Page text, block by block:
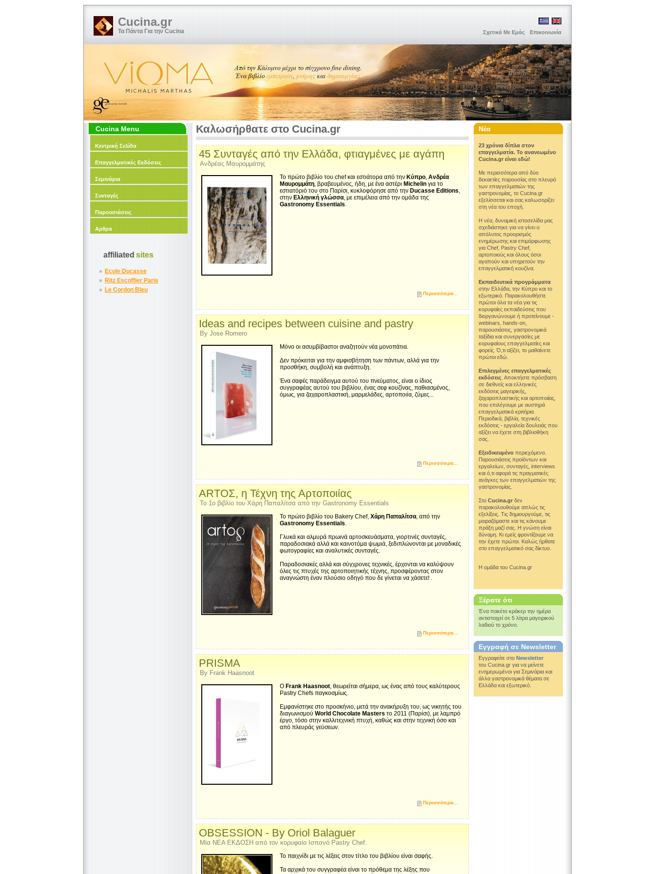
Cucina.gr
Τα Πάντα Για την Cucina Σχετικά Με Εμάς Επικοινωνία
Cucina Menu
Κεντρική Σελίδα
Επαγγελματικές Εκδόσεις
Σεμινάρια
Συνταγές
Παρουσιάσεις
Αρθρα
affiliated sites
Ecole Ducasse
Ritz Escoffier Paris
Le Cordon Bleu
Καλωσήρθατε στο Cucina.gr
45 Συνταγές από την Ελλάδα, φτιαγμένες με αγάπη
Ανδρέας Μαυρομμάτης
Το πρώτο βιβλίο του chef και εστιάτορα από την Κύπρο, Ανδρέα
Μαυρομμάτη, βραβευμένος, ήδη, με ένα αστέρι Michelin για το
εστιατόριό του στο Παρίσι, κυκλοφόρησε από την Ducasse Editions,
στην Eλληνική γλώσσα, με επιμέλεια από την ομάδα της
Gastronomy Essentials.
Περισσότερα...
Ideas and recipes between cuisine and pastry
By Jose Romero
Μόνο οι ασυμβίβαστοι αναζητούν νέα μονοπάτια.
Δεν πρόκειται για την αμφισβήτηση των πάντων, αλλά για την
προσθήκη, συμβολή και ανάπτυξη.
Ένα σαφές παράδειγμα αυτού του πνεύματος, είναι ο ίδιος
συγγραφέας αυτού του βιβλίου, ένας σεφ κουζίνας, παθιασμένος,
όμως, για ζαχαροπλαστική, μαρμελάδες, αρτοποιία, ζύμες...
Περισσότερα...
ARTΟΣ, η Τέχνη της Αρτοποιίας
Το 1o βιβλίο του Χάρη Παπαλίτσα από την Gastronomy Essentials
Το πρώτο βιβλίο του Bakery Chef, Χάρη Παπαλίτσα, από την
Gastronomy Essentials.
Γλυκά και αλμυρά πρωινά αρτοσκευάσματα, γιορτινές συνταγές,
παραδοσιακά αλλά και καινοτόμα ψωμιά, ξεδιπλώνονται με μοναδικές
φωτογραφίες και αναλυτικές συνταγές.
Παραδοσιακές αλλά και σύγχρονες τεχνικές, έρχονται να καλύψουν
όλες τις πτυχές της αρτοποιητικής τέχνης, προσφέροντας στον
αναγνώστη έναν πλούσιο οδηγό που δε γίνεται να χάσετε! .
Περισσότερα...
PRISMA
By Frank Haasnoot
O Frank Haasnoot, θεωρείται σήμερα, ως ένας από τους καλύτερους
Pastry Chefs παγκοσμίως.
Εμφανίστηκε στο προσκήνιο, μετά την ανακήρυξη του, ως νικητής του
διαγωνισμού World Chocolate Masters το 2011 (Παρίσι), με λαμπρό
έργο, τόσο στην καλλιτεχνική πτυχή, καθώς και στην τεχνική όσο και
από πλευράς γεύσεων.
Περισσότερα...
OBSESSION - By Oriol Balaguer
Μία ΝΕΑ ΕΚΔΟΣΗ από τον κορυφαίο Ισπανό Pastry Chef.
Το παιχνίδι με τις λέξεις στον τίτλο του βιβλίου είναι σαφής.
Τα αρχικά του συγγραφέα είναι το πρόθεμα της λέξης που
Νέα
23 χρόνια δίπλα στον
επαγγελματία. Το ανανεωμένο
Cucina.gr είναι εδώ!
Με περισσότερα από δύο
δεκαετίες παρουσίας στο πλευρό
των επαγγελματιών της
γαστρονομίας, το Cucina.gr
εξελίσσεται και σας καλωσορίζει
στη νέα του εποχή.
Η νέα, δυναμική ιστοσελίδα μας
σχεδιάστηκε για να γίνει ο
απόλυτος προορισμός
ενημέρωσης και επιμόρφωσης
για Chef, Pastry Chef,
αρτοποιούς και όλους όσοι
αγαπούν και υπηρετούν την
επαγγελματική κουζίνα.
Εκπαιδευτικά προγράμματα
στην Ελλάδα, την Κύπρο και το
εξωτερικό. Παρακολουθήστε
πρώτοι όλα τα νέα για τις
κορυφαίες εκπαιδεύσεις που
διοργανώνουμε ή προτείνουμε -
webinars, hands-on,
παρουσιάσεις, γαστρονομικά
ταξίδια και συνεργασίες με
κορυφαίους επαγγελματίες και
φορείς. Ό,τι αξίζει, το μαθαίνετε
πρώτοι εδώ.
Επιλεγμένες επαγγελματικές
εκδόσεις . Αποκτήστε πρόσβαση
σε διεθνείς και ελληνικές
εκδόσεις μαγειρικής,
ζαχαροπλαστικής και αρτοποιίας,
που επιλέγουμε με αυστηρά
επαγγελματικά κριτήρια.
Περιοδικά, βιβλία, τεχνικές
εκδόσεις - εργαλεία δουλειάς που
αξίζει να έχετε στη βιβλιοθήκη
σας.
Εξειδικευμένο περιεχόμενο.
Παρουσιάσεις προϊόντων και
εργαλείων, συνταγές, interviews
και ό,τι αφορά τις πραγματικές
ανάγκες των επαγγελματιών της
γαστρονομίας.
Στο Cucina.gr δεν
παρακολουθούμε απλώς τις
εξελίξεις. Τις δημιουργούμε, τις
μοιραζόμαστε και τις κάνουμε
πράξη μαζί σας. Η γνώση είναι
δύναμη. Κι εμείς φροντίζουμε να
την έχετε πρώτοι. Καλώς ήρθατε
στο επαγγελματικό σας δίκτυο.
Η ομάδα του Cucina.gr
Ξέρατε ότι
Ένα πακέτο κράκερ την ημέρα
αντιστοιχεί σε 5 λίτρα μαγειρικού
λαδιού το χρόνο.
Εγγραφή σε Newsletter
Εγγραφείτε στο Newsletter
του Cucina.gr για να μείνετε
ενημερωμένοι για Σεμινάρια και
άλλα γαστρονομικά θέματα σε
Ελλάδα και εξωτερικό.